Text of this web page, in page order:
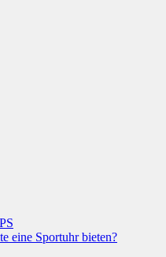
eine Sportuhr bieten?